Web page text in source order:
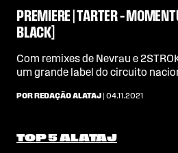
PREMIERE | TARTER –
BLACK]
Com remixes de Nevrau e
um grande label do circuito
POR REDAÇÃO ALATAJ | 04.11.2021
TOP 5 ALATAJ